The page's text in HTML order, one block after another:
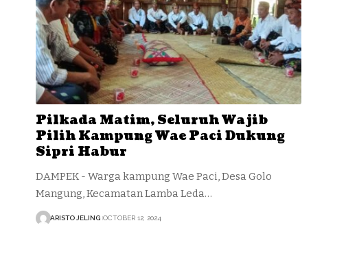
Pilkada Matim, Seluruh Wajib
Pilih Kampung Wae Paci Dukung
Sipri Habur
DAMPEK - Warga kampung Wae Paci, Desa Golo
Mangung, Kecamatan Lamba Leda…
ARISTO JELING OCTOBER 12, 2024